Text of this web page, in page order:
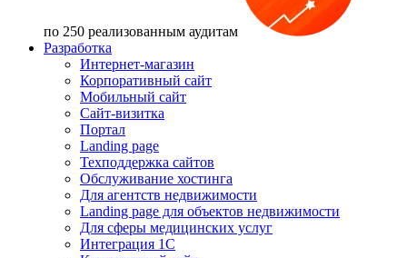
по 250 реализованным аудитам
Разработка
Интернет-магазин
Корпоративный сайт
Мобильный сайт
Сайт-визитка
Портал
Landing page
Техподдержка сайтов
Обслуживание хостинга
Для агентств недвижимости
Landing page для объектов недвижимости
Для сферы медицинских услуг
Интеграция 1С